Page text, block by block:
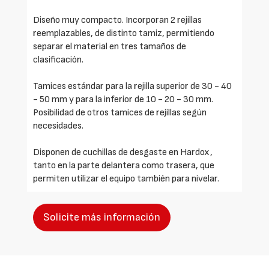
Diseño muy compacto. Incorporan 2 rejillas
reemplazables, de distinto tamiz, permitiendo
separar el material en tres tamaños de
clasificación.
Tamices estándar para la rejilla superior de 30 - 40
- 50 mm y para la inferior de 10 - 20 - 30 mm.
Posibilidad de otros tamices de rejillas según
necesidades.
Disponen de cuchillas de desgaste en Hardox,
tanto en la parte delantera como trasera, que
permiten utilizar el equipo también para nivelar.
Solicite más información